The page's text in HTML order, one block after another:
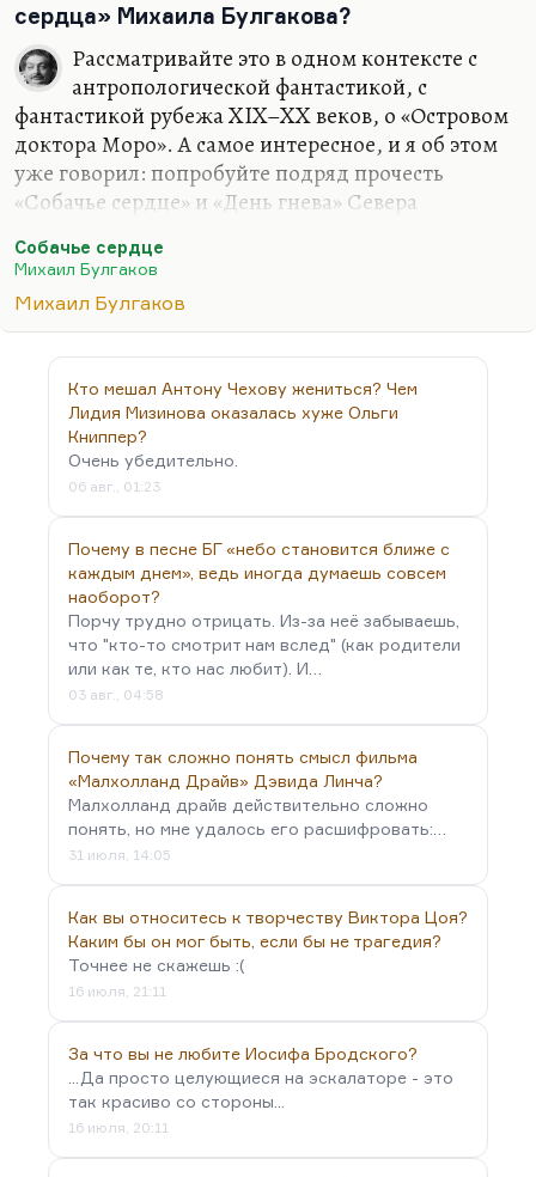
зверя. Впоследствии это развито было у Золя
(человек-зверь там у него просто маньяк), а
дальше — в «Острове доктора Моро»,…
сердца» Михаила Булгакова?
Рассматривайте это в одном контексте с
антропологической фантастикой, с
фантастикой рубежа XIX–XX веков, о «Островом
доктора Моро». А самое интересное, и я об этом
уже говорил: попробуйте подряд прочесть
«Собачье сердце» и «День гнева» Севера
вопрос о том, что делает атарков (там такие
странные существа атарки — медведи, они же
люди), что делает их неуязвимыми,
атаркам? Почему единственный способ победить
Шарикова — это превратить его обратно в
собаку? Потому что ни убеждением, ни
физическим воздействием Шариков не победим.
Вот это интересная тема, и об этом стоит
подумать.
Ну и ещё, конечно, Булгаков…
Собачье сердце
Михаил Булгаков
Михаил Булгаков
Кто мешал Антону Чехову жениться? Чем
Лидия Мизинова оказалась хуже Ольги
Книппер?
Очень убедительно.
06 авг., 01:23
Почему в песне БГ «небо становится ближе с
каждым днем», ведь иногда думаешь совсем
наоборот?
Порчу трудно отрицать. Из-за неё забываешь,
что "кто-то смотрит нам вслед" (как родители
или как те, кто нас любит). И…
03 авг., 04:58
Почему так сложно понять смысл фильма
«Малхолланд Драйв» Дэвида Линча?
Малхолланд драйв действительно сложно
понять, но мне удалось его расшифровать:…
31 июля, 14:05
Как вы относитесь к творчеству Виктора Цоя?
Каким бы он мог быть, если бы не трагедия?
Точнее не скажешь :(
16 июля, 21:11
За что вы не любите Иосифа Бродского?
...Да просто целующиеся на эскалаторе - это
так красиво со стороны...
16 июля, 20:11